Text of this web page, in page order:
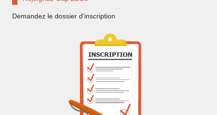
Demandez le dossier d’inscription